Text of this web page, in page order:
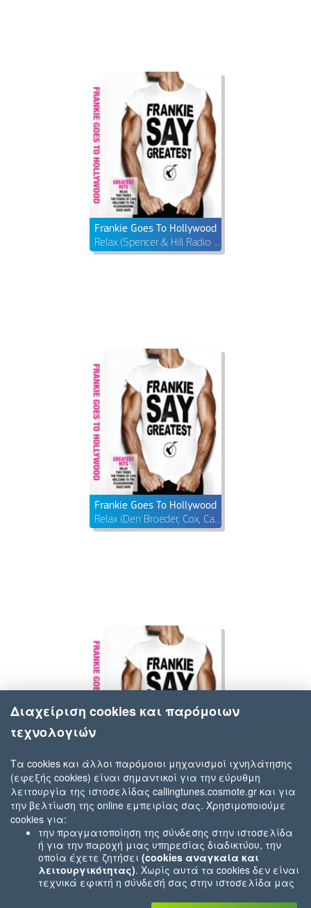
Frankie Goes To Hollywood
Frankie Goes To Hollywood
Frankie Goes To Hollywood
Relax
Διαχείριση cookies και παρόμοιων
τεχνολογιών
Τα cookies και άλλοι παρόμοιοι μηχανισμοί ιχνηλάτησης
(εφεξής cookies) είναι σημαντικοί για την εύρυθμη
λειτουργία της ιστοσελίδας callingtunes.cosmote.gr και για
την βελτίωση της online εμπειρίας σας. Χρησιμοποιούμε
cookies για:
την πραγματοποίηση της σύνδεσης στην ιστοσελίδα
ή για την παροχή μιας υπηρεσίας διαδικτύου, την
οποία έχετε ζητήσει (cookies αναγκαία και
λειτουργικότητας). Χωρίς αυτά τα cookies δεν είναι
τεχνικά εφικτή η σύνδεσή σας στην ιστοσελίδα μας